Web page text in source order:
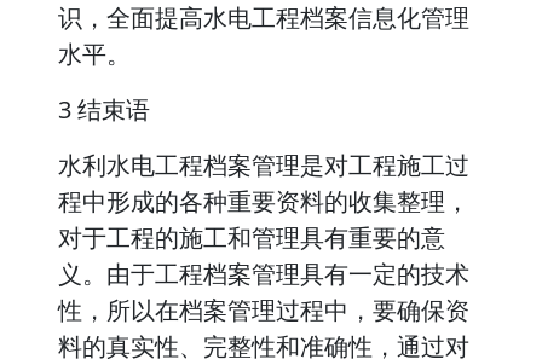
识，全面提高水电工程档案信息化管理
水平。
3 结束语
水利水电工程档案管理是对工程施工过
程中形成的各种重要资料的收集整理，
对于工程的施工和管理具有重要的意
义。由于工程档案管理具有一定的技术
性，所以在档案管理过程中，要确保资
料的真实性、完整性和准确性，通过对